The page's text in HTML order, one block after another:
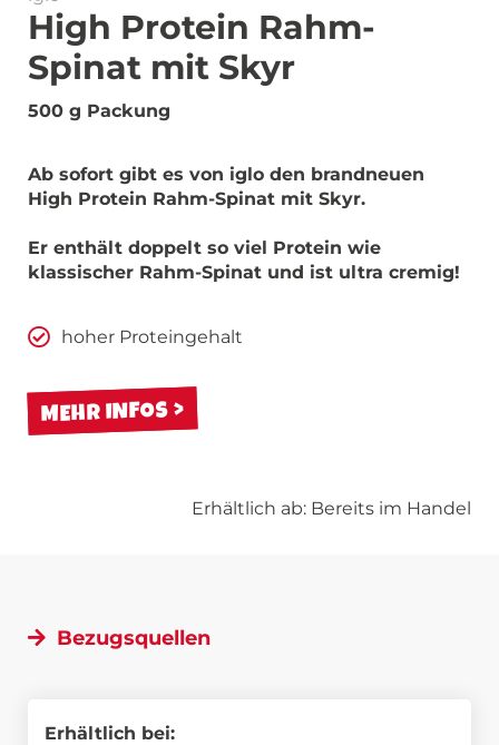
High Protein Rahm-
Spinat mit Skyr
500 g Packung
Ab sofort gibt es von iglo den brandneuen
High Protein Rahm-Spinat mit Skyr.
Er enthält doppelt so viel Protein wie
klassischer Rahm-Spinat und ist ultra cremig!
hoher Proteingehalt
MEHR INFOS
Erhältlich ab: Bereits im Handel
Bezugsquellen
Erhältlich bei: